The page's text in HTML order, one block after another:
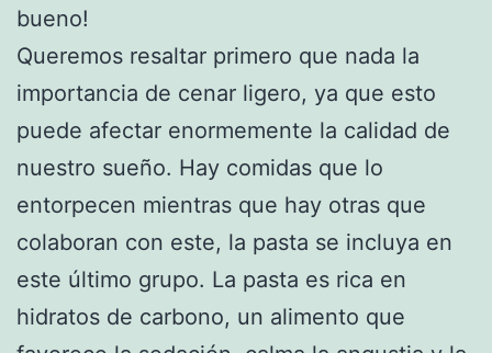
bueno!
Queremos resaltar primero que nada la
importancia de cenar ligero, ya que esto
puede afectar enormemente la calidad de
nuestro sueño. Hay comidas que lo
entorpecen mientras que hay otras que
colaboran con este, la pasta se incluya en
este último grupo. La pasta es rica en
hidratos de carbono, un alimento que